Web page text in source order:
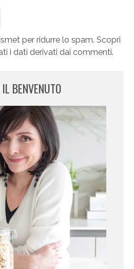
per ridurre lo spam. Scopri
i dati derivati dai commenti.
BENVENUTO